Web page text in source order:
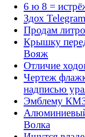
6 ю 8 =
Здох
Продам
Крышку
Вояж
Отличие
Чертеж
надписью
Эмблему
Волка